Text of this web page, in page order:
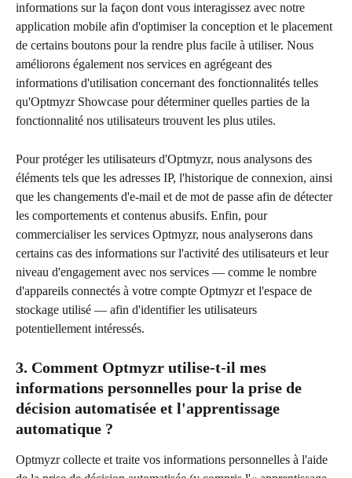
informations sur la façon dont vous interagissez avec notre
application mobile afin d'optimiser la conception et le placement
de certains boutons pour la rendre plus facile à utiliser. Nous
améliorons également nos services en agrégeant des
informations d'utilisation concernant des fonctionnalités telles
qu'Optmyzr Showcase pour déterminer quelles parties de la
fonctionnalité nos utilisateurs trouvent les plus utiles.
Pour protéger les utilisateurs d'Optmyzr, nous analysons des
éléments tels que les adresses IP, l'historique de connexion, ainsi
que les changements d'e-mail et de mot de passe afin de détecter
les comportements et contenus abusifs. Enfin, pour
commercialiser les services Optmyzr, nous analyserons dans
certains cas des informations sur l'activité des utilisateurs et leur
niveau d'engagement avec nos services — comme le nombre
d'appareils connectés à votre compte Optmyzr et l'espace de
stockage utilisé — afin d'identifier les utilisateurs
potentiellement intéressés.
3. Comment Optmyzr utilise-t-il mes
informations personnelles pour la prise de
décision automatisée et l'apprentissage
automatique ?
Optmyzr collecte et traite vos informations personnelles à l'aide